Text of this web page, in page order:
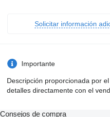
Solicitar información
Importante
Descripción proporcionada por
detalles directamente con el
Consejos de compra